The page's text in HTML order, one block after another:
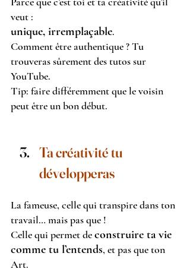
veut :
unique, irremplaçable.
Comment être authentique ? Tu
trouveras sûrement des tutos sur
YouTube.
Tip: faire différemment que le voisin
peut être un bon début.
Ta créativité tu
développeras
La fameuse, celle qui transpire dans ton
travail… mais pas que !
Celle qui permet de construire ta vie
comme tu l’entends, et pas que ton
Art.